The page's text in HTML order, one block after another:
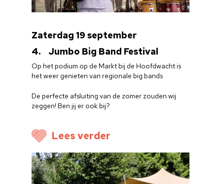
Zaterdag 19 september
4. Jumbo Big Band Festival
Op het podium op de Markt bij de Hoofdwacht is
het weer genieten van regionale big bands
De perfecte afsluiting van de zomer zouden wij
zeggen! Ben jij er ook bij?
Lees verder